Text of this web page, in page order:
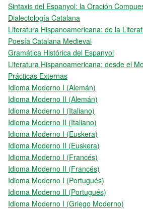
Sintaxis del Espanyol: la Oración
Dialectología Catalana
Literatura Hispanoamericana: de la
Poesía Catalana Medieval
Gramática Histórica del Espanyol
Literatura Hispanoamericana: desde el
Prácticas Externas
Idioma Moderno I (Alemán)
Idioma Moderno II (Alemán)
Idioma Moderno I (Italiano)
Idioma Moderno II (Italiano)
Idioma Moderno I (Euskera)
Idioma Moderno II (Euskera)
Idioma Moderno I (Francés)
Idioma Moderno II (Francés)
Idioma Moderno I (Portugués)
Idioma Moderno II (Portugués)
Idioma Moderno I (Griego Moderno)